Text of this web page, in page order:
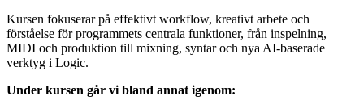
Kursen fokuserar på effektivt workflow, kreativt arbete och
förståelse för programmets centrala funktioner, från inspelning,
MIDI och produktion till mixning, syntar och nya AI-baserade
verktyg i Logic.
Under kursen går vi bland annat igenom: